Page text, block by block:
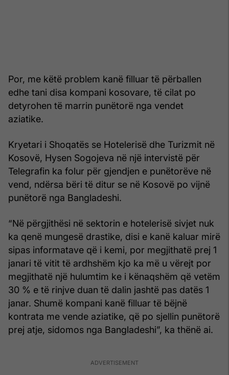
Por, me këtë problem kanë filluar të përballen
edhe tani disa kompani kosovare, të cilat po
detyrohen të marrin punëtorë nga vendet
aziatike.
Kryetari i Shoqatës se Hotelerisë dhe Turizmit në
Kosovë, Hysen Sogojeva në një intervistë për
Telegrafin ka folur për gjendjen e punëtorëve në
vend, ndërsa bëri të ditur se në Kosovë po vijnë
punëtorë nga Bangladeshi.
“Në përgjithësi në sektorin e hotelerisë sivjet nuk
ka qenë mungesë drastike, disi e kanë kaluar mirë
sipas informatave që i kemi, por megjithatë prej 1
janari të vitit të ardhshëm kjo ka më u vërejt por
megjithatë një hulumtim ke i kënaqshëm që vetëm
30 % e të rinjve duan të dalin jashtë pas datës 1
janar. Shumë kompani kanë filluar të bëjnë
kontrata me vende aziatike, që po sjellin punëtorë
prej atje, sidomos nga Bangladeshi”, ka thënë ai.